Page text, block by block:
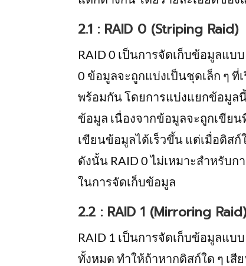
2.1 : RAID 0 (Striping Raid)
RAID 0 เป็นการจัดเก็บข้อมูลแบ
0 ข้อมูลจะถูกแบ่งเป็นชุดเล็ก ๆ ที่
พร้อมกัน โดยการแบ่งแยกข้อมูล
ข้อมูล เนื่องจากข้อมูลจะถูกเขีย
เขียนข้อมูลได้เร็วขึ้น แต่เมื่อดิส
ดังนั้น RAID 0 ไม่เหมาะสำหรับ
ในการจัดเก็บข้อมูล
2.2 : RAID 1 (Mirroring Raid)
RAID 1 เป็นการจัดเก็บข้อมูลแบ
ทั้งหมด ทำให้ถ้าหากดิสก์ใด ๆ เ